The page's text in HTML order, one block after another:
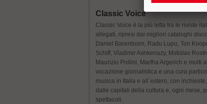
Classic Voice
Classic Voice è la più letta tra le riviste
allegati, ripresi dai migliori cataloghi
Daniel Barenboim, Radu Lupu, Ton
Schiff, Vladimir Ashkenazy, Mstislav
Maurizio Pollini, Martha Argerich e molti
vocazione giornalistica e una cura
musica in Italia e all´estero, con
dalle capitali della cultura e, ogni mese,
spettacoli.